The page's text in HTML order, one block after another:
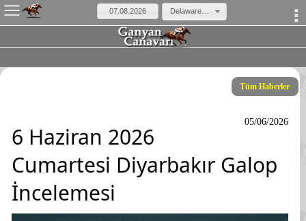
Tüm Haberler
05/06/2026
6 Haziran 2026
Cumartesi Diyarbakır Galop
İncelemesi
×